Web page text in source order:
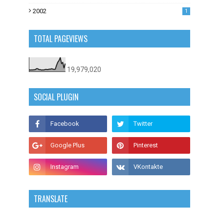
2002 1
TOTAL PAGEVIEWS
19,979,020
SOCIAL PLUGIN
TRANSLATE